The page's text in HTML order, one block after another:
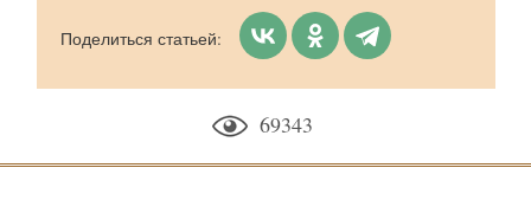
Поделиться статьей:
69343